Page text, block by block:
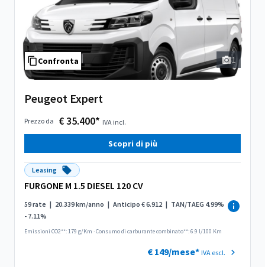
Confronta 1
Peugeot Expert
Prezzo da € 35.400* IVA incl.
Scopri di più
Leasing
FURGONE M 1.5 DIESEL 120 CV
59 rate | 20.339 km/anno | Anticipo € 6.912 | TAN/TAEG 4.99%
- 7.11%
Emissioni CO2**: 179 g/Km ·Consumo di carburante combinato**: 6.9 l/100 Km
€ 149/mese* IVA escl.